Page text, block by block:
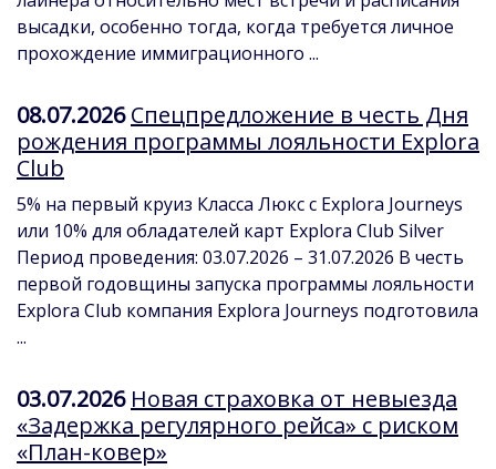
высадки, особенно тогда, когда требуется личное
прохождение иммиграционного ...
08.07.2026 Спецпредложение в честь Дня
рождения программы лояльности Explora
Club
5% на первый круиз Класса Люкс с Explora Journeys
или 10% для обладателей карт Explora Club Silver
Период проведения: 03.07.2026 – 31.07.2026 В честь
первой годовщины запуска программы лояльности
Explora Club компания Explora Journeys подготовила
...
03.07.2026 Новая страховка от невыезда
«Задержка регулярного рейса» с риском
«План-ковер»